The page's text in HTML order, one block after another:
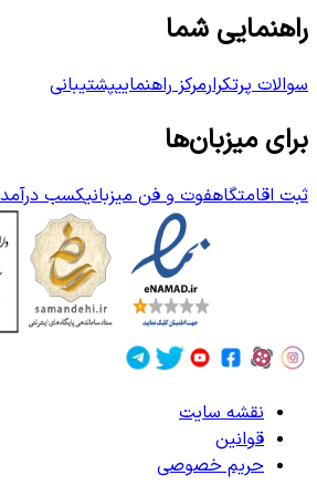
راهنمایی شما
سوالات پرتکرارمرکز راهنماییپشتیبانی
برای میزبان‌ها
ثبت اقامتگاهفوت و فن میزبانیکسب درآمد
نقشه سایت
قوانین
حریم خصوصی